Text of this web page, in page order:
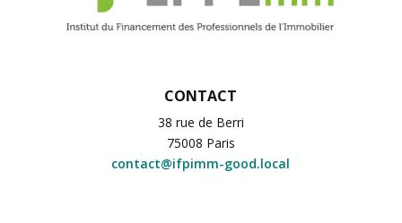
CONTACT
38 rue de Berri
75008 Paris
contact@ifpimm-good.local